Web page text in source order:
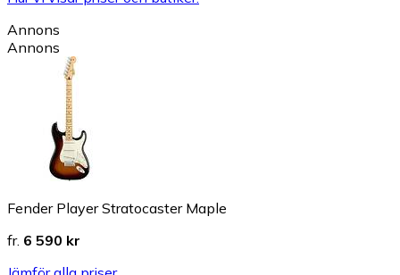
Annons
Annons
Fender Player Stratocaster Maple
fr. 6 590 kr